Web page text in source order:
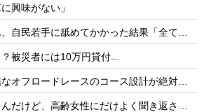
興味がない」
若手に舐めてかかった結果「全てを失うwwwww」
被災者には10万円貸付...
ロードレースのコース設計が絶対におかしい（笑）
聞き返される。嫌がらせなのかなあと思ってたけど、高齢女性にだけ聞き取れない声質なのかな？